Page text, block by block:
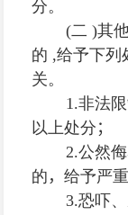
分。
(二 )其
的 ,给予下列
关。
1.非法
以上处分 ；
2.公然
的 ，给予严
3.恐吓